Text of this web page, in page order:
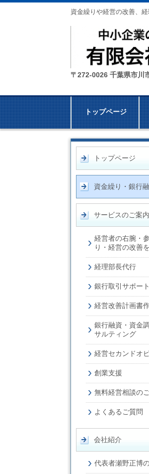
資金繰りや経営の改善、
〒272-0026 千葉県市川
トップページ
トップページ
資金繰り・銀行
サービスのご案内
経営者の右腕・
り・経営の改善
経理部長代行
銀行取引サポート
経営改善計画書
銀行融資・資金
サルティング
経営セカンドオ
創業支援
無料経営相談の
よくあるご質問
会社紹介
代表者瀬野正博